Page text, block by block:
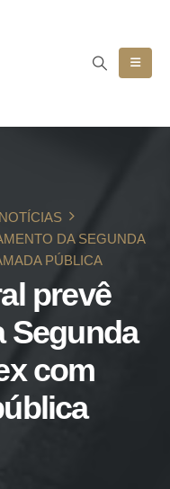
NOTÍCIAS
DA SEGUNDA
PÚBLICA
prevê
Segunda
com